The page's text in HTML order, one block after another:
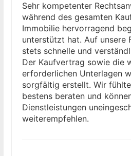
Sehr kompetenter
während des gesamten
Immobilie hervorragend
unterstützt hat. Auf unsere
stets schnelle und
Der Kaufvertrag sowie die
erforderlichen Unterlagen
sorgfältig erstellt. Wir
bestens beraten und
Dienstleistungen
weiterempfehlen.